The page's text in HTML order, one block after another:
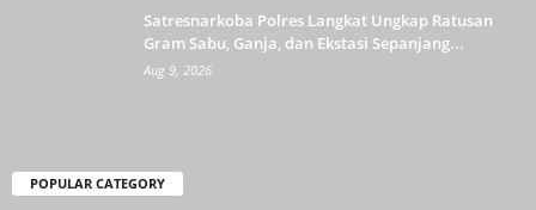
Satresnarkoba Polres Langkat Ungkap Ratusan
Gram Sabu, Ganja, dan Ekstasi Sepanjang...
Aug 9, 2026
POPULAR CATEGORY